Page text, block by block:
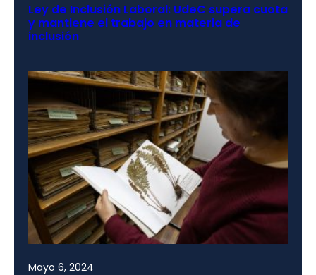
Ley de Inclusión Laboral: UdeC supera cuota
y mantiene el trabajo en materia de
inclusión
Mayo 6, 2024